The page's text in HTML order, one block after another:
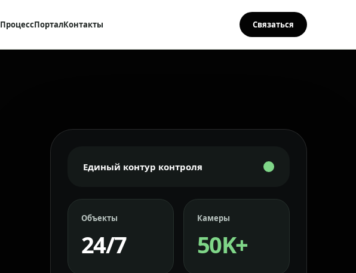
ПроцессПорталКонтакты Связаться
Единый контур контроля
Объекты
24/7
Камеры
50K+